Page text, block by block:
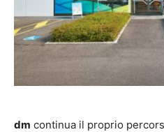
dm continua il proprio